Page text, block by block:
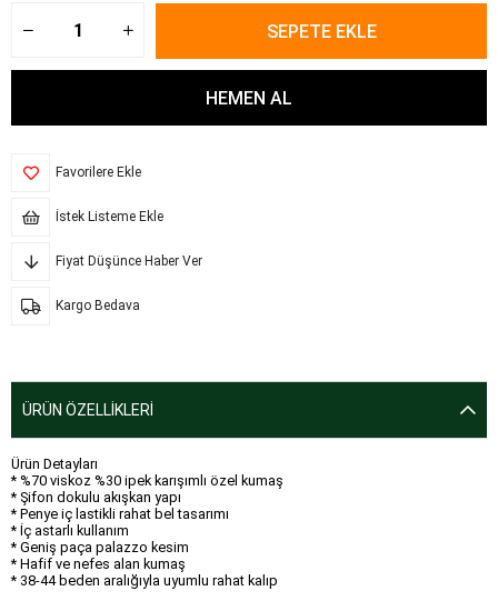
Favorilere Ekle
İstek Listeme Ekle
Fiyat Düşünce Haber Ver
Kargo Bedava
ÜRÜN ÖZELLIKLERI
Ürün Detayları
* %70 viskoz %30 ipek karışımlı özel kumaş
* Şifon dokulu akışkan yapı
* Penye iç lastikli rahat bel tasarımı
* İç astarlı kullanım
* Geniş paça palazzo kesim
* Hafif ve nefes alan kumaş
* 38-44 beden aralığıyla uyumlu rahat kalıp